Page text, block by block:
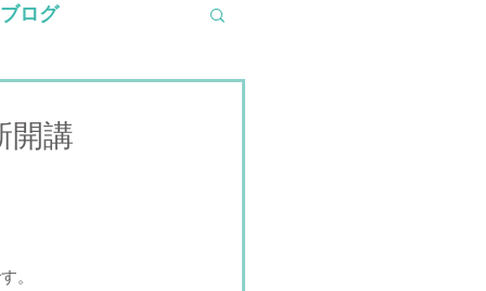
ログ
開講
。